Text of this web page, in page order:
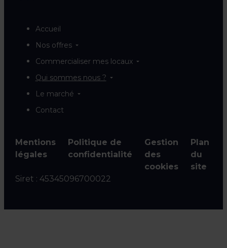
Accueil
Nos offres
Commercialiser mes locaux
Qui sommes nous ?
Le marché
Contact
Mentions
légales
Politique de
confidentialité
Gestion
des
cookies
Plan
du
site
Siret : 45345096700022